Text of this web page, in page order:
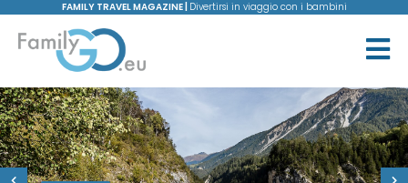
FAMILY TRAVEL MAGAZINE | Divertirsi in viaggio con i bambini